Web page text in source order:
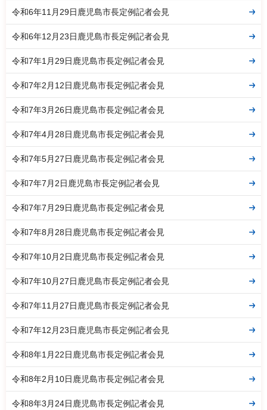
令和6年11月29日鹿児島市長定例記者会見
令和6年12月23日鹿児島市長定例記者会見
令和7年1月29日鹿児島市長定例記者会見
令和7年2月12日鹿児島市長定例記者会見
令和7年3月26日鹿児島市長定例記者会見
令和7年4月28日鹿児島市長定例記者会見
令和7年5月27日鹿児島市長定例記者会見
令和7年7月2日鹿児島市長定例記者会見
令和7年7月29日鹿児島市長定例記者会見
令和7年8月28日鹿児島市長定例記者会見
令和7年10月2日鹿児島市長定例記者会見
令和7年10月27日鹿児島市長定例記者会見
令和7年11月27日鹿児島市長定例記者会見
令和7年12月23日鹿児島市長定例記者会見
令和8年1月22日鹿児島市長定例記者会見
令和8年2月10日鹿児島市長定例記者会見
令和8年3月24日鹿児島市長定例記者会見